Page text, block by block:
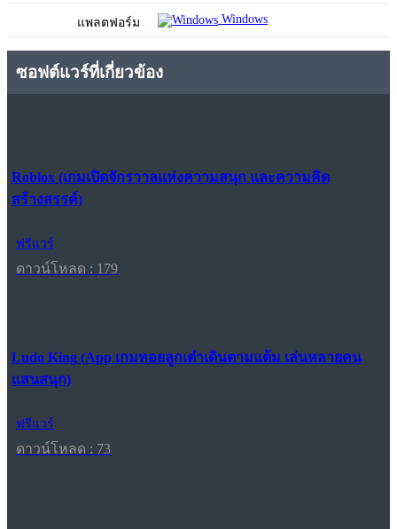
แพลตฟอร์ม Windows
ซอฟต์แวร์ที่เกี่ยวข้อง
Roblox (เกมเปิดจักรวาลแห่งความสนุก และความคิด
สร้างสรรค์)
ฟรีแวร์
ดาวน์โหลด : 179
Ludo King (App เกมทอยลูกเต๋าเดินตามแต้ม เล่นหลายคน
แสนสนุก)
ฟรีแวร์
ดาวน์โหลด : 73